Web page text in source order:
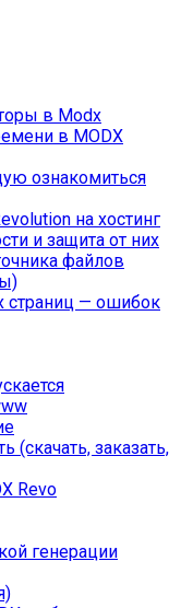
в Modx
в MODX
ознакомиться
на хостинг
и защита от них
файлов
страниц — ошибок
(скачать, заказать,
Revo
генерации